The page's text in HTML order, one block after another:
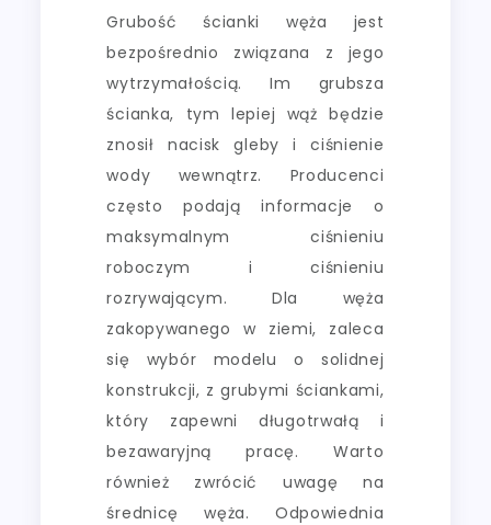
Grubość ścianki węża jest
bezpośrednio związana z jego
wytrzymałością. Im grubsza
ścianka, tym lepiej wąż będzie
znosił nacisk gleby i ciśnienie
wody wewnątrz. Producenci
często podają informacje o
maksymalnym ciśnieniu
roboczym i ciśnieniu
rozrywającym. Dla węża
zakopywanego w ziemi, zaleca
się wybór modelu o solidnej
konstrukcji, z grubymi ściankami,
który zapewni długotrwałą i
bezawaryjną pracę. Warto
również zwrócić uwagę na
średnicę węża. Odpowiednia